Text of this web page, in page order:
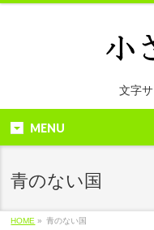
文字
MENU
青のない国
HOME » 青のない国